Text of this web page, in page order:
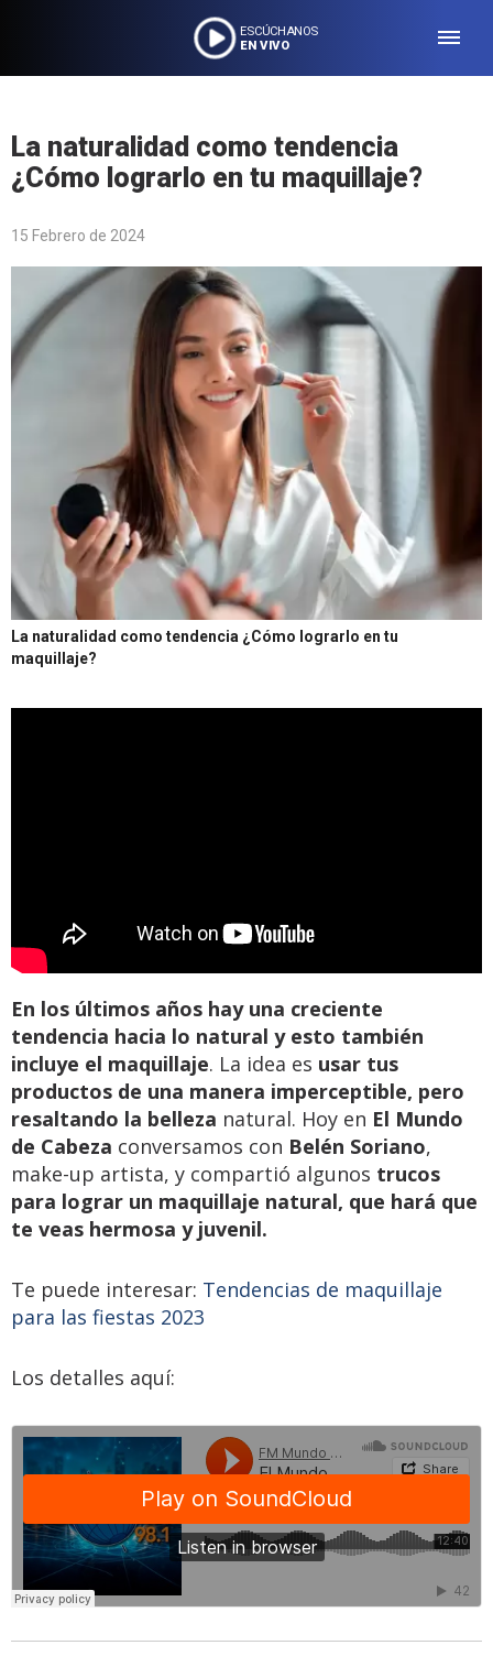
ESCÚCHANOS
EN VIVO
La naturalidad como tendencia
¿Cómo lograrlo en tu maquillaje?
15 Febrero de 2024
La naturalidad como tendencia ¿Cómo lograrlo en tu
maquillaje?
En los últimos años hay una creciente
tendencia hacia lo natural y esto también
incluye el maquillaje. La idea es usar tus
productos de una manera imperceptible, pero
resaltando la belleza natural. Hoy en El Mundo
de Cabeza conversamos con Belén Soriano,
make-up artista, y compartió algunos trucos
para lograr un maquillaje natural, que hará que
te veas hermosa y juvenil.
Te puede interesar: Tendencias de maquillaje
para las fiestas 2023
Los detalles aquí: